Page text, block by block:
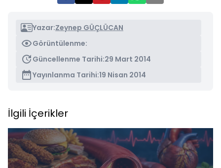
Yazar:Zeynep GÜÇLÜCAN
Görüntülenme:
Güncellenme Tarihi:29 Mart 2014
Yayınlanma Tarihi:19 Nisan 2014
İlgili İçerikler